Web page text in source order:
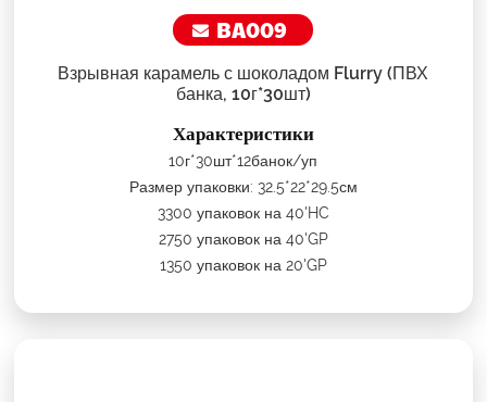
BA009
Взрывная карамель с шоколадом Flurry (ПВХ
банка, 10г*30шт)
Характеристики
10г*30шт*12банок/уп
Размер упаковки: 32.5*22*29.5см
3300 упаковок на 40'HC
2750 упаковок на 40'GP
1350 упаковок на 20'GP